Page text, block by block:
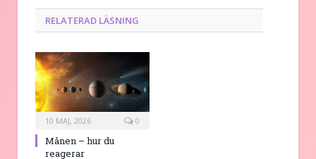
RELATERAD LÄSNING
10 MAJ, 2026 0
Månen – hur du
reagerar